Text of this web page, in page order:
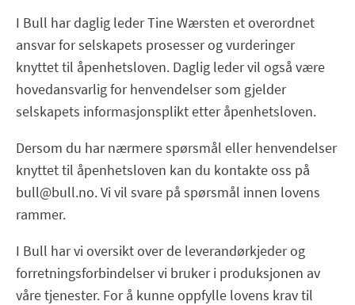
I Bull har daglig leder Tine Wærsten et overordnet
ansvar for selskapets prosesser og vurderinger
knyttet til åpenhetsloven. Daglig leder vil også være
hovedansvarlig for henvendelser som gjelder
selskapets informasjonsplikt etter åpenhetsloven.
Dersom du har nærmere spørsmål eller henvendelser
knyttet til åpenhetsloven kan du kontakte oss på
bull@bull.no. Vi vil svare på spørsmål innen lovens
rammer.
I Bull har vi oversikt over de leverandørkjeder og
forretningsforbindelser vi bruker i produksjonen av
våre tjenester. For å kunne oppfylle lovens krav til